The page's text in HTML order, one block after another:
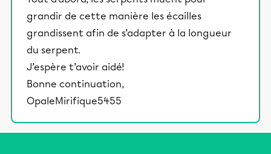
grandir de cette manière les écailles
grandissent afin de s’adapter à la longueur
du serpent.
J’espère t’avoir aidé!
Bonne continuation,
OpaleMirifique5455